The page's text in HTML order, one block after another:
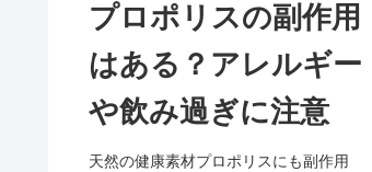
プロポリスの副作用
はある？アレルギー
や飲み過ぎに注意
天然の健康素材プロポリスにも副作用